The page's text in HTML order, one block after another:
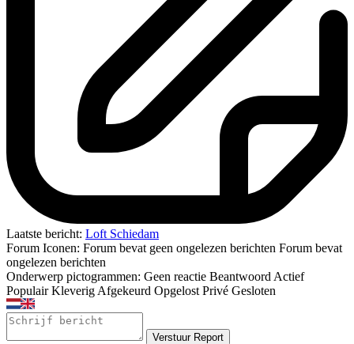
Laatste bericht: Loft Schiedam
Forum Iconen: Forum bevat geen ongelezen berichten Forum bevat
ongelezen berichten
Onderwerp pictogrammen: Geen reactie Beantwoord Actief
Populair Kleverig Afgekeurd Opgelost Privé Gesloten